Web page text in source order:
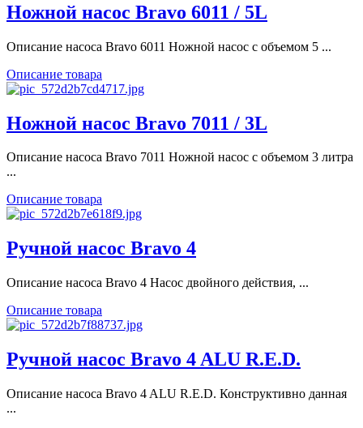
Ножной насос Bravo 6011 / 5L
Описание насоса Bravo 6011 Ножной насос с объемом 5 ...
Описание товара
Ножной насос Bravo 7011 / 3L
Описание насоса Bravo 7011 Ножной насос с объемом 3 литра
...
Описание товара
Ручной насос Bravo 4
Описание насоса Bravo 4 Насос двойного действия, ...
Описание товара
Ручной насос Bravo 4 ALU R.E.D.
Описание насоса Bravo 4 ALU R.E.D. Конструктивно данная
...